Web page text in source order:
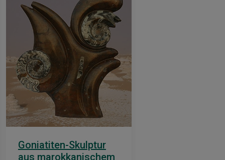
Goniatiten-Skulptur
aus marokkanischem